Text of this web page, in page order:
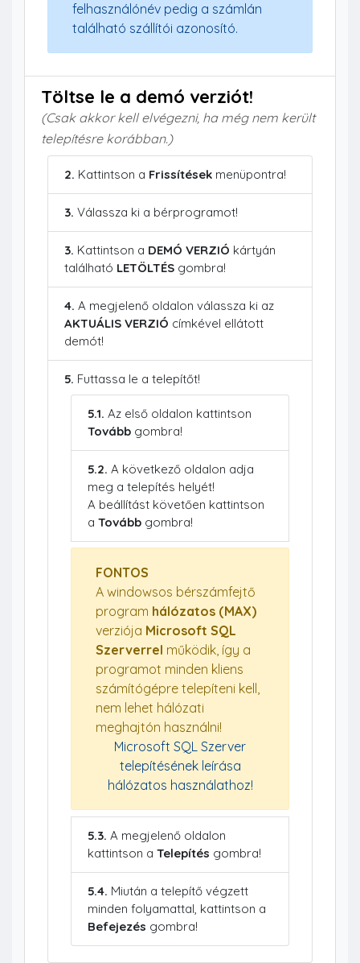
felhasználónév pedig a számlán
található szállítói azonosító.
Töltse le a demó verziót!
(Csak akkor kell elvégezni, ha még nem került
telepítésre korábban.)
2. Kattintson a Frissítések menüpontra!
3. Válassza ki a bérprogramot!
3. Kattintson a DEMÓ VERZIÓ kártyán
található LETÖLTÉS gombra!
4. A megjelenő oldalon válassza ki az
AKTUÁLIS VERZIÓ címkével ellátott
demót!
5. Futtassa le a telepítőt!
5.1. Az első oldalon kattintson
Tovább gombra!
5.2. A következő oldalon adja
meg a telepítés helyét!
A beállítást követően kattintson
a Tovább gombra!
FONTOS
A windowsos bérszámfejtő
program hálózatos (MAX)
verziója Microsoft SQL
Szerverrel működik, így a
programot minden kliens
számítógépre telepíteni kell,
nem lehet hálózati
meghajtón használni!
Microsoft SQL Szerver
telepítésének leírása
hálózatos használathoz!
5.3. A megjelenő oldalon
kattintson a Telepítés gombra!
5.4. Miután a telepítő végzett
minden folyamattal, kattintson a
Befejezés gombra!